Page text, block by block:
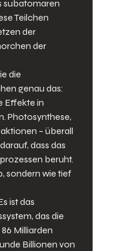
subatomaren
Teilchen
der
der
die
genau das:
Effekte in
Photosynthese,
– überall
dass das
beruht.
sondern wie tief
ist das
das die
Milliarden
Billionen von